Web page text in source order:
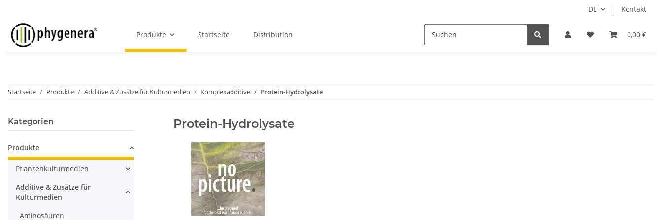
DE Kontakt
0,00 €
Produkte Startseite Distribution
Startseite Produkte Additive & Zusätze für Kulturmedien Komplexadditive Protein-Hydrolysate
Protein-Hydrolysate
Kategorien
Produkte
Pflanzenkulturmedien
Additive & Zusätze für
Kulturmedien
Aminosäuren